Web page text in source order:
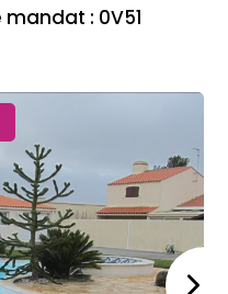
: 0V51